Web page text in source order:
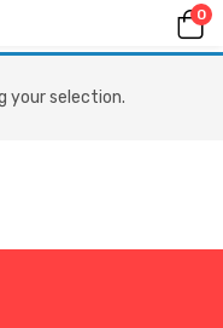
0
your selection.